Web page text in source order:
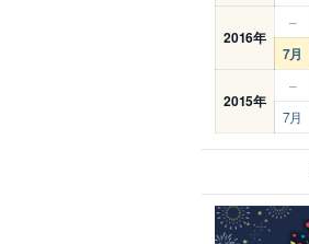
2016年
–
7月
2015年
–
7月